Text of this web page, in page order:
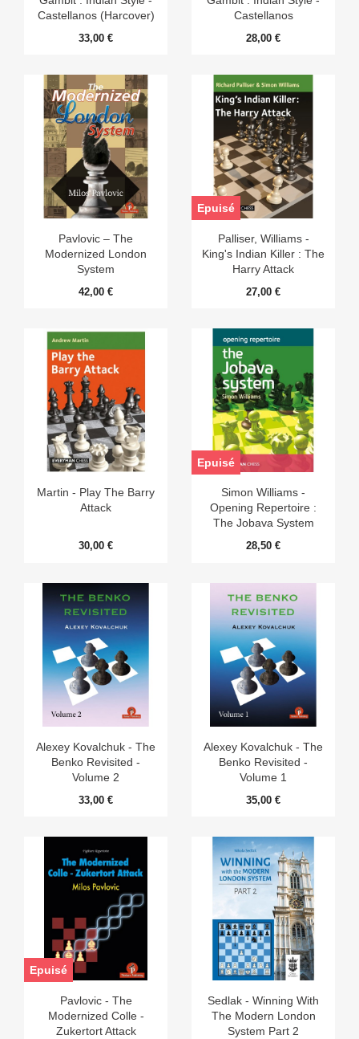
Castellanos (Harcover)
33,00 €
Castellanos
28,00 €
Pavlovic – The
Modernized London
System
42,00 €
Palliser, Williams -
King's Indian Killer : The
Harry Attack
27,00 €
Epuisé
Martin - Play The Barry
Attack
30,00 €
Simon Williams -
Opening Repertoire :
The Jobava System
28,50 €
Epuisé
Alexey Kovalchuk - The
Benko Revisited -
Volume 2
33,00 €
Alexey Kovalchuk - The
Benko Revisited -
Volume 1
35,00 €
Pavlovic - The
Modernized Colle -
Zukertort Attack
Epuisé
Sedlak - Winning With
The Modern London
System Part 2